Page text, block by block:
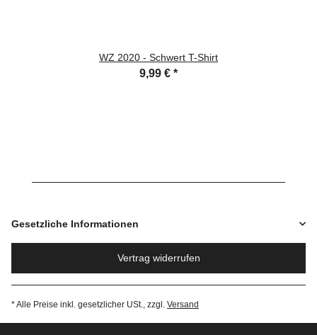
WZ 2020 - Schwert T-Shirt
9,99 € *
Gesetzliche Informationen
Vertrag widerrufen
* Alle Preise inkl. gesetzlicher USt., zzgl. Versand